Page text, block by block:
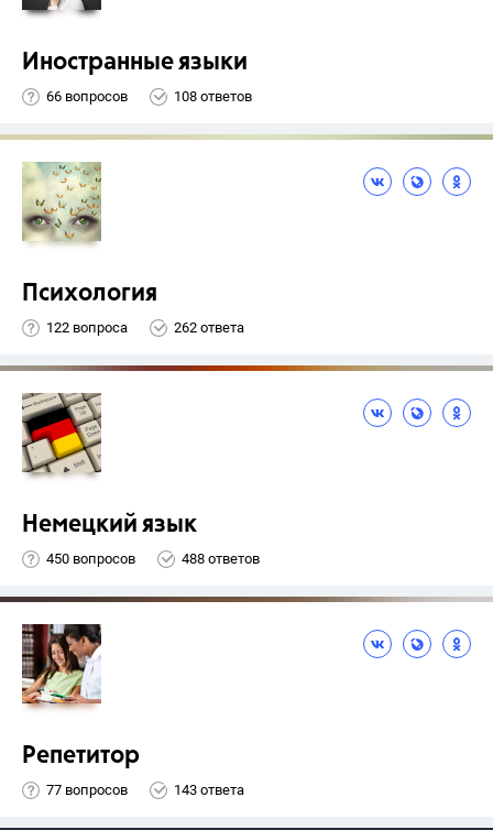
Иностранные языки
66 вопросов 108 ответов
Психология
122 вопроса 262 ответа
Немецкий язык
450 вопросов 488 ответов
Репетитор
77 вопросов 143 ответа